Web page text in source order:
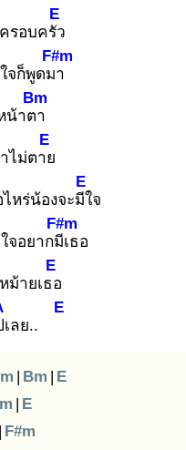
รอบครัว
E
จก็พูดมา
F#m
น้าตา
Bm
ไม่ตาย
E
หร่น้องจะมีใ
E
จ
จอยากมีเ
F#m
ธอ
ม้ายเธอ
E
ลย..
E
| Bm | E
| E
| F#m